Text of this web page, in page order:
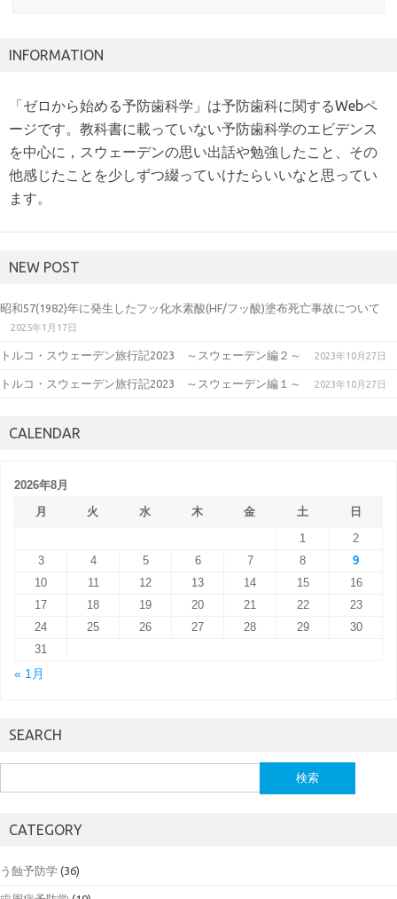
INFORMATION
「ゼロから始める予防歯科学」は予防歯科に関するWebペ
ージです。教科書に載っていない予防歯科学のエビデンス
を中心に，スウェーデンの思い出話や勉強したこと、その
他感じたことを少しずつ綴っていけたらいいなと思ってい
ます。
NEW POST
昭和57(1982)年に発生したフッ化水素酸(HF/フッ酸)塗布死亡事故について
2025年1月17日
トルコ・スウェーデン旅行記2023 ～スウェーデン編２～ 2023年10月27日
トルコ・スウェーデン旅行記2023 ～スウェーデン編１～ 2023年10月27日
CALENDAR
2026年8月
月
火 水 木 金 土
日
1
2
3
4 5 6 7 8
9
10
11 12 13 14 15
16
17
18 19 20 21 22
23
24
25 26 27 28 29
30
31
« 1月
SEARCH
索:
CATEGORY
う蝕予防学 (36)